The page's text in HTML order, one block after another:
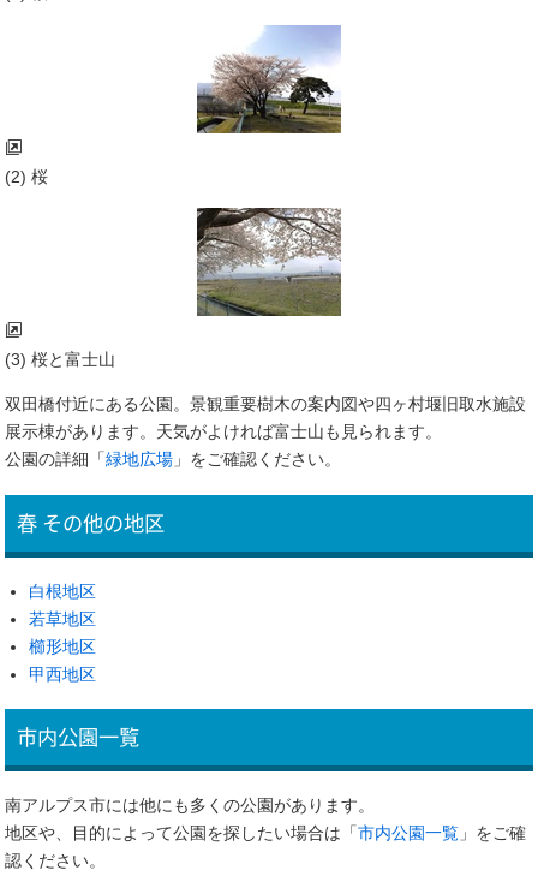
(2) 桜
(3) 桜と富士山
双田橋付近にある公園。景観重要樹木の案内図や四ヶ村堰旧取水施設
展示棟があります。天気がよければ富士山も見られます。
公園の詳細「緑地広場 」をご確認ください。
春 その他の地区
白根地区
若草地区
櫛形地区
甲西地区
市内公園一覧
南アルプス市には他にも多くの公園があります。
地区や、目的によって公園を探したい場合は「市内公園一覧 」をご確
認ください。